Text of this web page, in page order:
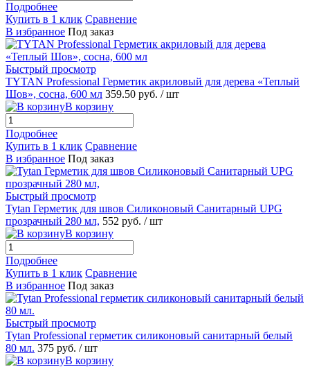
Подробнее
Купить в 1 клик Сравнение
В избранное Под заказ
Быстрый просмотр
TYTAN Professional Герметик акриловый для дерева «Теплый
Шов», сосна, 600 мл 359.50 руб. / шт
В корзину
Подробнее
Купить в 1 клик Сравнение
В избранное Под заказ
Быстрый просмотр
Tytan Герметик для швов Силиконовый Санитарный UPG
прозрачный 280 мл, 552 руб. / шт
В корзину
Подробнее
Купить в 1 клик Сравнение
В избранное Под заказ
Быстрый просмотр
Tytan Professional герметик силиконовый санитарный белый
80 мл. 375 руб. / шт
В корзину